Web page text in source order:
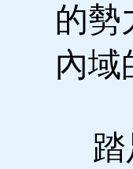
的勢
內域
踏